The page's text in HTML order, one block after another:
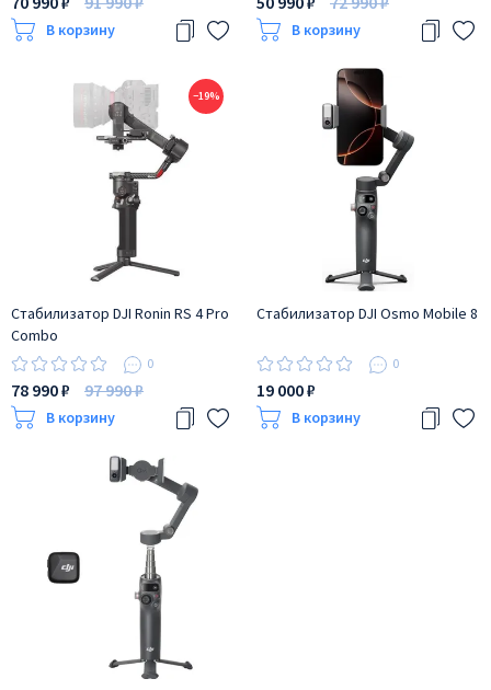
В корзину В корзину
−19%
Стабилизатор DJI Ronin RS 4 Pro
Combo
0
78 990 ₽ 97 990 ₽
В корзину
Стабилизатор DJI Osmo Mobile 8
0
19 000 ₽
В корзину